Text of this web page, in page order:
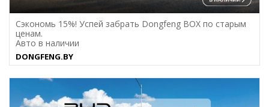
Сэкономь 15%! Успей забрать Dongfeng BOX по старым
ценам.
Авто в наличии
DONGFENG.BY